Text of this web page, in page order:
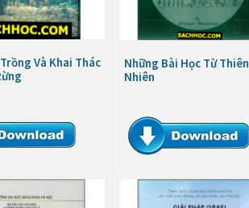
Và Khai Thác
Những Bài Học Từ Thiên
Nhiên